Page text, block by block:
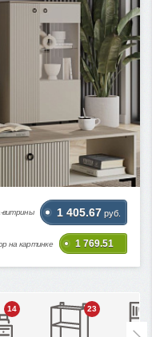
витрины 1 405.67 руб.
на картинке 1 769.51
14 23